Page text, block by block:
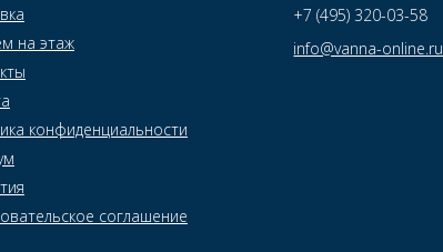
на этаж
конфиденциальности
соглашение
+7 (495) 320-03-58
info@vanna-online.ru